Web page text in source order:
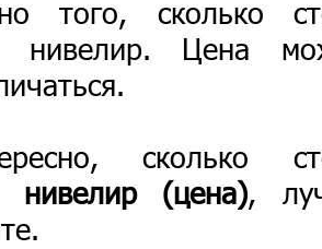
того, сколько
нивелир. Цена
сколько
нивелир (цена),